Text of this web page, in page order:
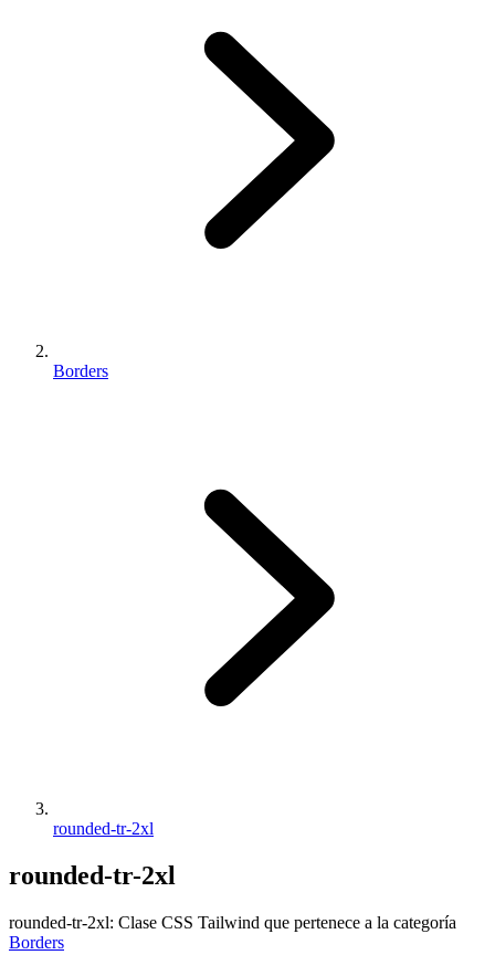
Borders
rounded-tr-2xl
rounded-tr-2xl
rounded-tr-2xl: Clase CSS Tailwind que pertenece a la categoría
Borders